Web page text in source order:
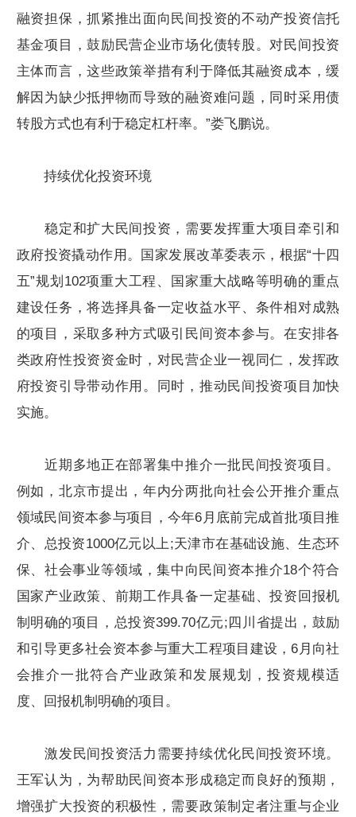
融资担保，抓紧推出面向民间投资的不动产投资信托
基金项目，鼓励民营企业市场化债转股。对民间投资
主体而言，这些政策举措有利于降低其融资成本，缓
解因为缺少抵押物而导致的融资难问题，同时采用债
转股方式也有利于稳定杠杆率。”娄飞鹏说。
持续优化投资环境
稳定和扩大民间投资，需要发挥重大项目牵引和
政府投资撬动作用。国家发展改革委表示，根据“十四
五”规划102项重大工程、国家重大战略等明确的重点
建设任务，将选择具备一定收益水平、条件相对成熟
的项目，采取多种方式吸引民间资本参与。在安排各
类政府性投资资金时，对民营企业一视同仁，发挥政
府投资引导带动作用。同时，推动民间投资项目加快
实施。
近期多地正在部署集中推介一批民间投资项目。
例如，北京市提出，年内分两批向社会公开推介重点
领域民间资本参与项目，今年6月底前完成首批项目推
介、总投资1000亿元以上;天津市在基础设施、生态环
保、社会事业等领域，集中向民间资本推介18个符合
国家产业政策、前期工作具备一定基础、投资回报机
制明确的项目，总投资399.70亿元;四川省提出，鼓励
和引导更多社会资本参与重大工程项目建设，6月向社
会推介一批符合产业政策和发展规划，投资规模适
度、回报机制明确的项目。
激发民间投资活力需要持续优化民间投资环境。
王军认为，为帮助民间资本形成稳定而良好的预期，
增强扩大投资的积极性，需要政策制定者注重与企业